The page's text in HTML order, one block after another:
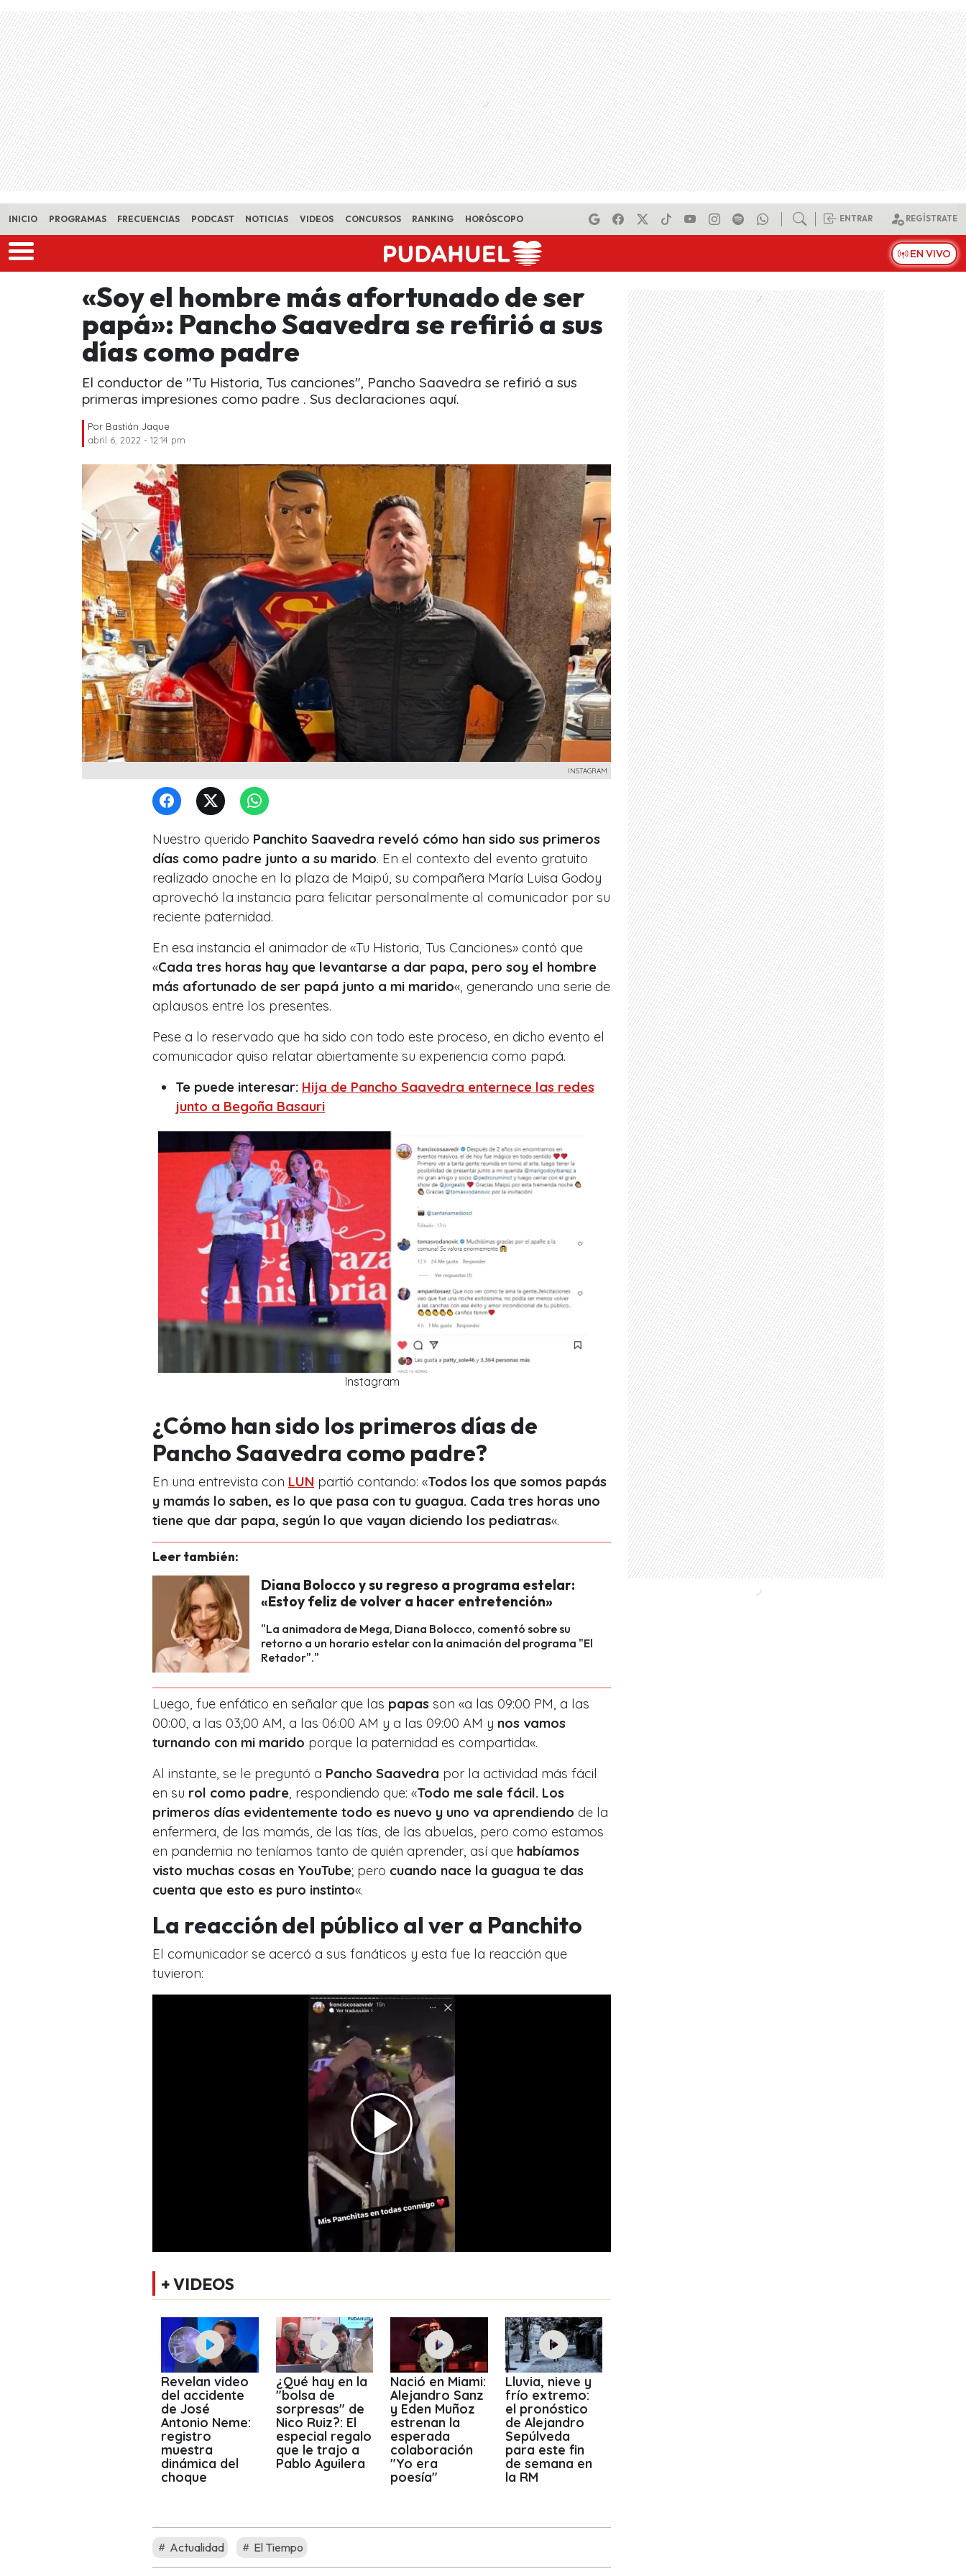
Skip to main content
INICIO PROGRAMAS FRECUENCIAS PODCAST NOTICIAS VIDEOS CONCURSOS RANKING HORÓSCOPO ENTRAR REGÍSTRATE
EN VIVO
«Soy el hombre más afortunado de ser
papá»: Pancho Saavedra se refirió a sus
días como padre
El conductor de "Tu Historia, Tus canciones", Pancho Saavedra se refirió a sus
primeras impresiones como padre . Sus declaraciones aquí.
Por Bastián Jaque
abril 6, 2022 - 12:14 pm
INSTAGRAM
Nuestro querido Panchito Saavedra reveló cómo han sido sus primeros
días como padre junto a su marido. En el contexto del evento gratuito
realizado anoche en la plaza de Maipú, su compañera María Luisa Godoy
aprovechó la instancia para felicitar personalmente al comunicador por su
reciente paternidad.
En esa instancia el animador de «Tu Historia, Tus Canciones» contó que
«Cada tres horas hay que levantarse a dar papa, pero soy el hombre
más afortunado de ser papá junto a mi marido«, generando una serie de
aplausos entre los presentes.
Pese a lo reservado que ha sido con todo este proceso, en dicho evento el
comunicador quiso relatar abiertamente su experiencia como papá.
Te puede interesar: Hija de Pancho Saavedra enternece las redes
junto a Begoña Basauri
Instagram
¿Cómo han sido los primeros días de
Pancho Saavedra como padre?
En una entrevista con LUN partió contando: «Todos los que somos papás
y mamás lo saben, es lo que pasa con tu guagua. Cada tres horas uno
tiene que dar papa, según lo que vayan diciendo los pediatras«.
Leer también:
Diana Bolocco y su regreso a programa estelar:
«Estoy feliz de volver a hacer entretención»
"La animadora de Mega, Diana Bolocco, comentó sobre su
retorno a un horario estelar con la animación del programa "El
Retador"."
Luego, fue enfático en señalar que las papas son «a las 09:00 PM, a las
00:00, a las 03;00 AM, a las 06:00 AM y a las 09:00 AM y nos vamos
turnando con mi marido porque la paternidad es compartida«.
Al instante, se le preguntó a Pancho Saavedra por la actividad más fácil
en su rol como padre , respondiendo que: «Todo me sale fácil. Los
primeros días evidentemente todo es nuevo y uno va aprendiendo de la
enfermera, de las mamás, de las tías, de las abuelas, pero como estamos
en pandemia no teníamos tanto de quién aprender, así que habíamos
visto muchas cosas en YouTube; pero cuando nace la guagua te das
cuenta que esto es puro instinto«.
La reacción del público al ver a Panchito
El comunicador se acercó a sus fanáticos y esta fue la reacción que
tuvieron:
+ VIDEOS
Revelan video
del accidente
de José
Antonio Neme:
registro
muestra
dinámica del
choque
¿Qué hay en la
"bolsa de
sorpresas" de
Nico Ruiz?: El
especial regalo
que le trajo a
Pablo Aguilera
Nació en Miami:
Alejandro Sanz
y Eden Muñoz
estrenan la
esperada
colaboración
"Yo era
poesía"
Lluvia, nieve y
frío extremo:
el pronóstico
de Alejandro
Sepúlveda
para este fin
de semana en
la RM
Actualidad El Tiempo